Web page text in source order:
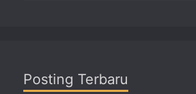
Posting Terbaru